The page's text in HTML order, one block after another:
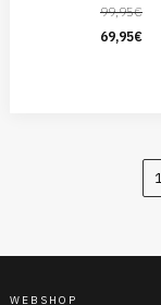
99,95€
69,95€
WEBSHOP